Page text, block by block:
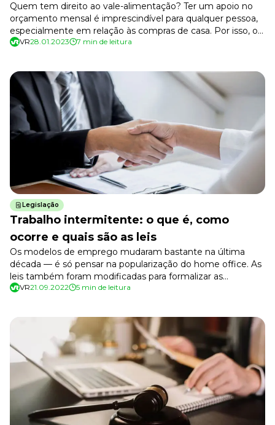
E-book
Aprofunde seu conhecimento
Ferramentas e Templates
Para agilizar o seu trabalho
Conteúdo prático e rápido
Kits
Materiais centralizados
Lives
Newsletters
Quem tem direito ao vale-alimentação? Ter um apoio no
orçamento mensal é imprescindível para qualquer pessoa,
especialmente em relação às compras de casa. Por isso, o
vale-alimentação é um benefício importante que faz toda a
de alimentos, o que […]
VR28.01.2023 7 min de leitura
Legislação
Trabalho intermitente: o que é, como
ocorre e quais são as leis
Os modelos de emprego mudaram bastante na última
década — é só pensar na popularização do home office. As
leis também foram modificadas para formalizar as
novidades do mundo corporativo. Uma dessas novas
esporádica. Aqui, você vai aprender como essa […]
VR21.09.2022 5 min de leitura